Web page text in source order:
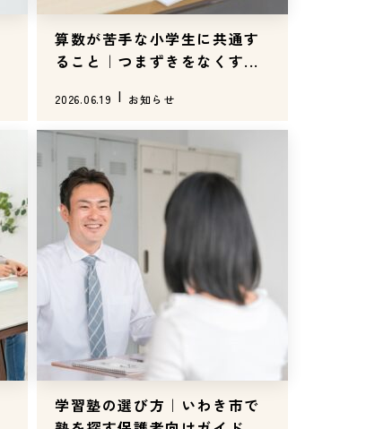
算数が苦手な小学生に共通す
ること｜つまずきをなくす...
2026.06.19 お知らせ
学習塾の選び方｜いわき市で